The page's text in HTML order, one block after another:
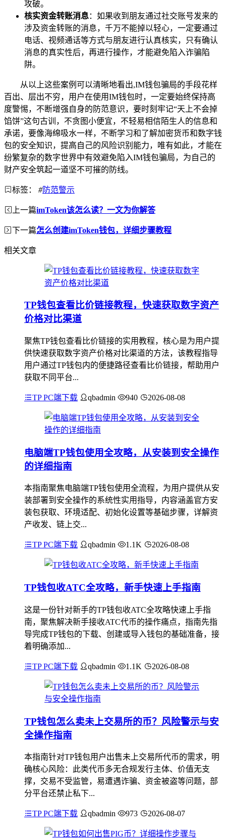
攻破。
核实资金转账消息：如果收到朋友通过社交账号发来的
涉及资金转账的消息，千万不能掉以轻心，一定要通过
电话、视频通话等方式与朋友进行认真核实，只有确认
消息的真实性后，再进行操作，才能避免陷入诈骗陷
阱。
从以上这些案例可以清晰地看出,IM钱包骗局的手段花样
百出、层出不穷，用户在使用IM钱包时，一定要始终保持高
度警惕，不断增强自身的防范意识，要时刻牢记“天上不会掉
馅饼”这句古训，不贪图小便宜，不轻易相信陌生人的信息和
承诺，要像海绵吸水一样，不断学习和了解加密货币和数字钱
包的安全知识，提高自己的风险识别能力，唯有如此，才能在
纷繁复杂的数字世界中有效避免陷入IM钱包骗局，为自己的
财产安全筑起一道坚不可摧的防线。
标签： #防范警示
上一篇imToken该怎么读？一文为你解答
下一篇怎么创建imToken钱包，详细步骤教程
相关文章
TP钱包查看比价链接教程，快速获取数字资产
价格对比渠道
聚焦TP钱包查看比价链接的实用教程，核心是为用户提
供快速获取数字资产价格对比渠道的方法，该教程指导
用户通过TP钱包内的便捷路径查看比价链接，帮助用户
获取不同平台...
TP PC端下载 qbadmin 940 2026-08-08
电脑端TP钱包使用全攻略，从安装到安全操作
的详细指南
本指南聚焦电脑端TP钱包使用全流程，为用户提供从安
装部署到安全操作的系统性实用指导，内容涵盖官方安
装包获取、环境适配、初始化设置等基础步骤，详解资
产收发、链上交...
TP PC端下载 qbadmin 1.1K 2026-08-08
TP钱包收ATC全攻略，新手快速上手指南
这是一份针对新手的TP钱包收ATC全攻略快速上手指
南，聚焦解决新手接收ATC代币的操作痛点，指南先指
导完成TP钱包的下载、创建或导入钱包的基础准备，接
着明确添加...
TP PC端下载 qbadmin 1.1K 2026-08-08
TP钱包怎么卖未上交易所的币？风险警示与安
全操作指南
本指南针对TP钱包用户出售未上交易所代币的需求，明
确核心风险：此类代币多无合规发行主体、价值无支
撑，交易不受监管，易遭遇诈骗、资金被盗等问题，部
分平台还禁止私下...
TP PC端下载 qbadmin 973 2026-08-07